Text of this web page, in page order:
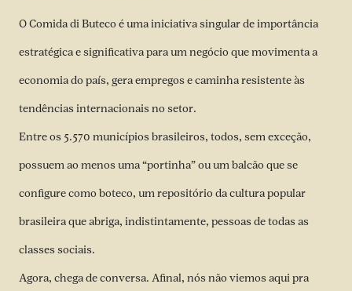
O Comida di Buteco é uma iniciativa singular de importância
estratégica e significativa para um negócio que movimenta a
economia do país, gera empregos e caminha resistente às
tendências internacionais no setor.
Entre os 5.570 municípios brasileiros, todos, sem exceção,
possuem ao menos uma “portinha” ou um balcão que se
configure como boteco, um repositório da cultura popular
brasileira que abriga, indistintamente, pessoas de todas as
classes sociais.
Agora, chega de conversa. Afinal, nós não viemos aqui pra